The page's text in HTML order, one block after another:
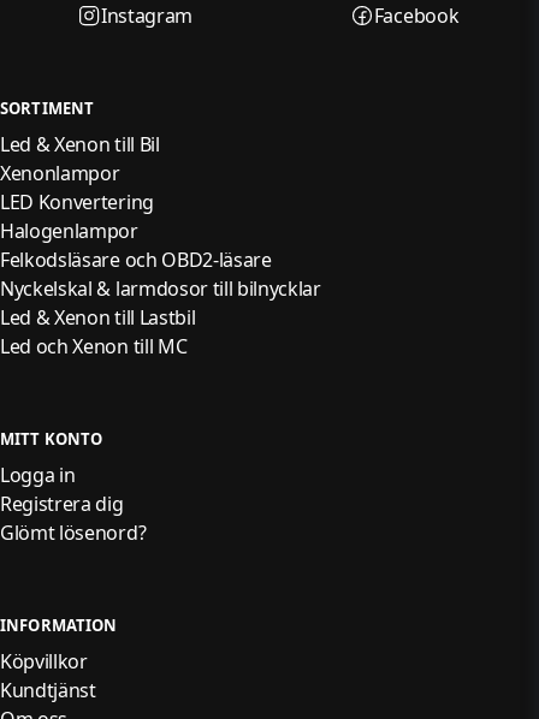
Instagram
Facebook
SORTIMENT
Led & Xenon till Bil
Xenonlampor
LED Konvertering
Halogenlampor
Felkodsläsare och OBD2-läsare
Nyckelskal & larmdosor till bilnycklar
Led & Xenon till Lastbil
Led och Xenon till MC
MITT KONTO
Logga in
Registrera dig
Glömt lösenord?
INFORMATION
Köpvillkor
Kundtjänst